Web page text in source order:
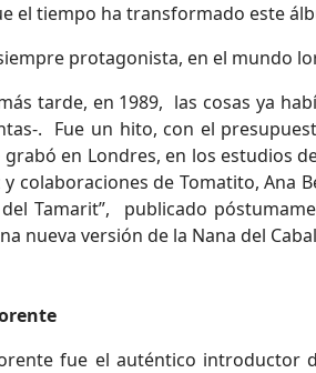
el tiempo ha transformado este
protagonista, en el mundo
tarde, en 1989, las cosas ya
. Fue un hito, con el
grabó en Londres, en los estudios
y colaboraciones de Tomatito, Ana
Tamarit”, publicado
nueva versión de la Nana del
fue el auténtico introductor